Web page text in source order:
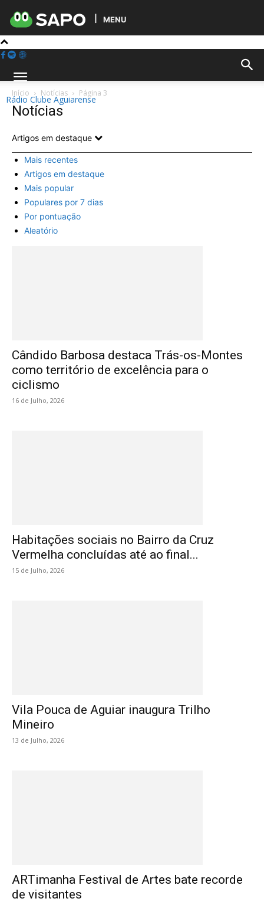
MENU
Rádio Clube Aguiarense
Início Notícias Página 3
Notícias
Artigos em destaque
Mais recentes
Artigos em destaque
Mais popular
Populares por 7 dias
Por pontuação
Aleatório
Cândido Barbosa destaca Trás-os-Montes
como território de excelência para o
ciclismo
16 de Julho, 2026
Habitações sociais no Bairro da Cruz
Vermelha concluídas até ao final...
15 de Julho, 2026
Vila Pouca de Aguiar inaugura Trilho
Mineiro
13 de Julho, 2026
ARTimanha Festival de Artes bate recorde
de visitantes